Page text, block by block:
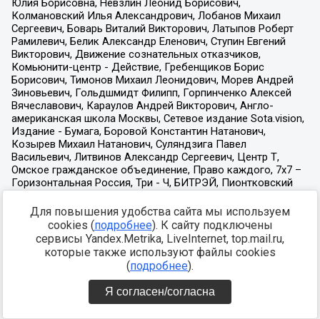
Для повышения удобства сайта мы используем
cookies (подробнее). К сайту подключены
сервисы Yandex.Metrika, LiveInternet, top.mail.ru,
которые также используют файлы cookies
(подробнее).
Я согласен/согласна